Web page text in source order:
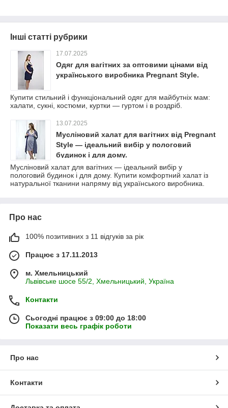
Інші статті рубрики
17.07.2025
Одяг для вагітних за оптовими цінами від
українського виробника Pregnant Style.
Купити стильний і функціональний одяг для майбутніх мам:
халати, сукні, костюми, куртки — гуртом і в роздріб.
13.07.2025
Мусліновий халат для вагітних від Pregnant
Style — ідеальний вибір у пологовий
будинок і для дому.
Мусліновий халат для вагітних — ідеальний вибір у
пологовий будинок і для дому. Купити комфортний халат із
натуральної тканини напряму від українського виробника.
Про нас
100% позитивних з 11 відгуків за рік
Працює з 17.11.2013
м. Хмельницький
Львівське шосе 55/2, Хмельницький, Україна
Контакти
Сьогодні працює з 09:00 до 18:00
Показати весь графік роботи
Про нас
Контакти